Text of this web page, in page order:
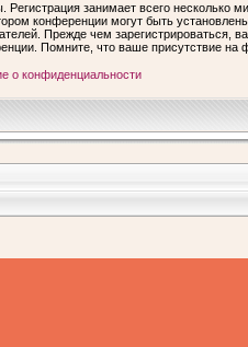
занимает всего несколько
конференции могут быть
Прежде чем зарегистрироваться,
Помните, что ваше присутствие на
о конфиденциальности